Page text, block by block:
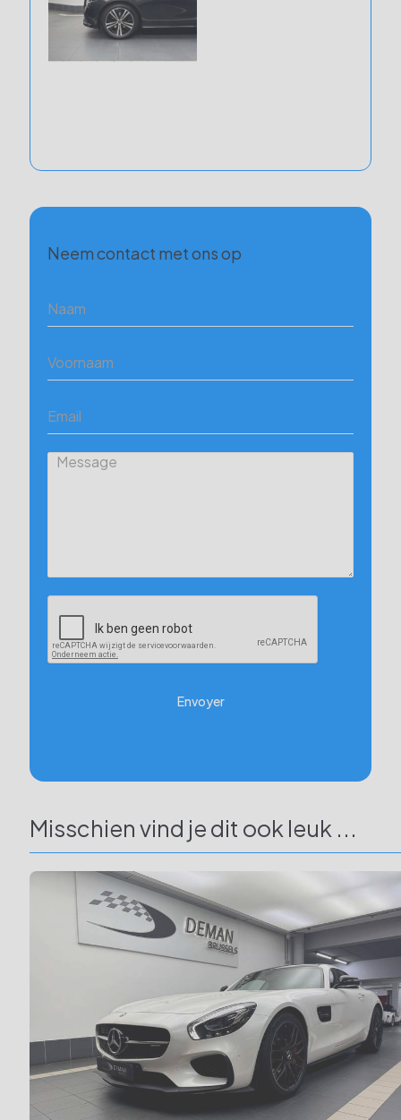
Neem contact met ons op
Envoyer
Misschien vind je dit ook leuk ...